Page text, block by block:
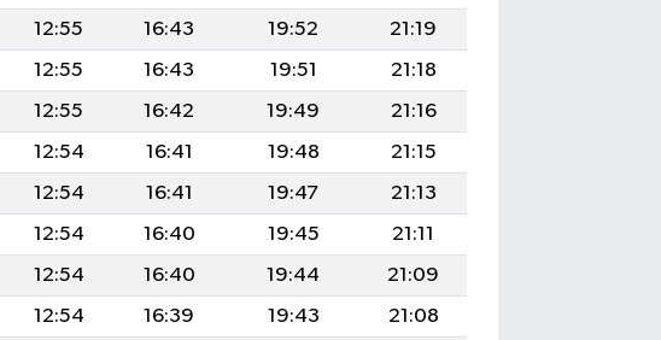
12:55 16:43 19:52
21:19
12:55 16:43 19:51
21:18
12:55 16:42 19:49
21:16
12:54 16:41 19:48
21:15
12:54 16:41 19:47
21:13
12:54 16:40 19:45
21:11
12:54 16:40 19:44
21:09
12:54 16:39 19:43
21:08